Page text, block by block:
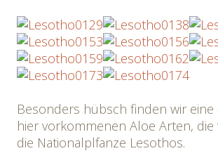
Besonders hübsch finden wir eine
hier vorkommenen Aloe Arten, die
die Nationalplfanze Lesothos.